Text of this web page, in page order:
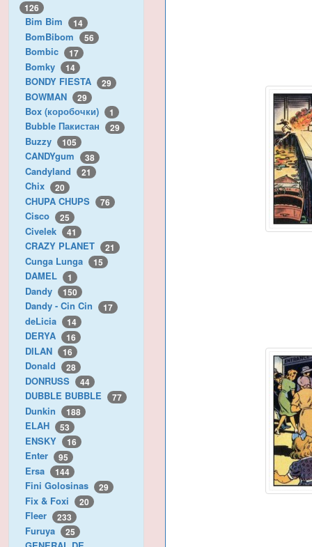
126
Bim Bim 14
BomBibom 56
Bombic 17
Bomky 14
BONDY FIESTA 29
BOWMAN 29
Box (коробочки) 1
Bubble Пакистан 29
Buzzy 105
CANDYgum 38
Candyland 21
Chix 20
CHUPA CHUPS 76
Cisco 25
Civelek 41
CRAZY PLANET 21
Cunga Lunga 15
DAMEL 1
Dandy 150
Dandy - Cin Cin 17
deLicia 14
DERYA 16
DILAN 16
Donald 28
DONRUSS 44
DUBBLE BUBBLE 77
Dunkin 188
ELAH 53
ENSKY 16
Enter 95
Ersa 144
Fini Golosinas 29
Fix & Foxi 20
Fleer 233
Furuya 25